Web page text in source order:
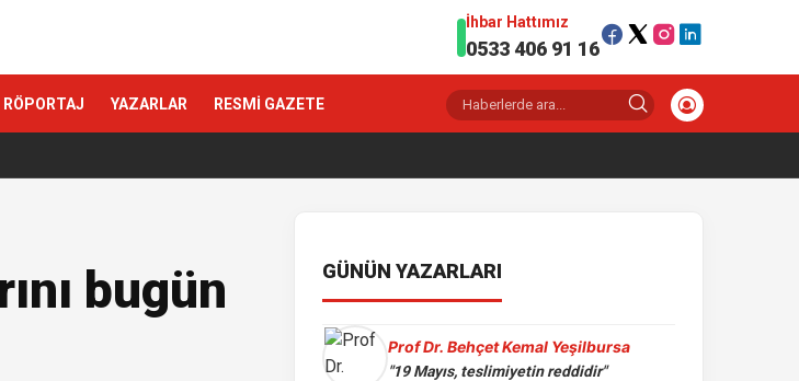
İhbar Hattımız
0533 406 91 16
RÖPORTAJ YAZARLAR RESMİ GAZETE
bugün
GÜNÜN YAZARLARI
Prof Dr. Behçet Kemal Yeşilbursa
"19 Mayıs, teslimiyetin reddidir"